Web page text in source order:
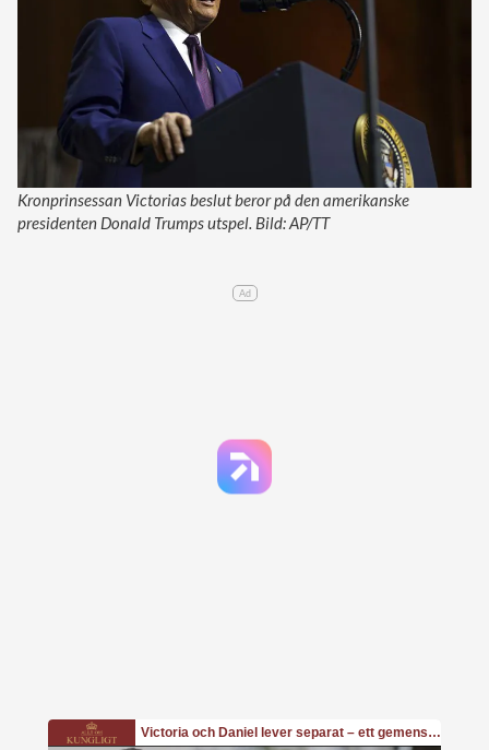
Kronprinsessan Victorias beslut beror på den amerikanske
presidenten Donald Trumps utspel. Bild: AP/TT
Ad